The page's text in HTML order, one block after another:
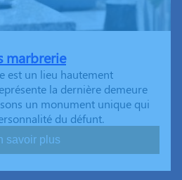
marbrerie
est un lieu hautement
la dernière demeure
un monument unique qui
du défunt.
savoir plus